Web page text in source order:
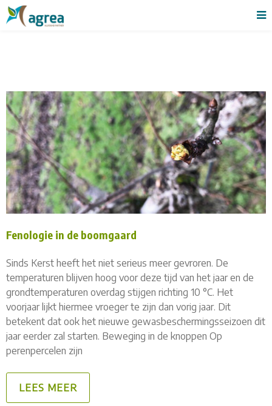
Fenologie in de boomgaard
Sinds Kerst heeft het niet serieus meer gevroren. De
temperaturen blijven hoog voor deze tijd van het jaar en de
grondtemperaturen overdag stijgen richting 10 °C. Het
voorjaar lijkt hiermee vroeger te zijn dan vorig jaar. Dit
betekent dat ook het nieuwe gewasbeschermingsseizoen dit
jaar eerder zal starten. Beweging in de knoppen Op
perenpercelen zijn
LEES MEER